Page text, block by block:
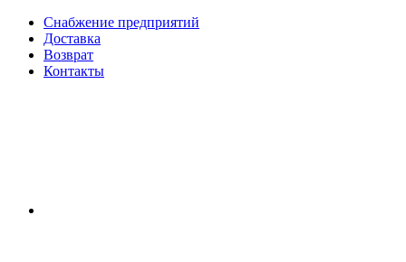
Снабжение предприятий
Доставка
Возврат
Контакты